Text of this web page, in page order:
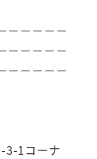
－－－－－
－－－－－
－－－－－
3-1コーナ